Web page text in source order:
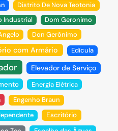
Distrito De Nova Teotonia
Industrial
Dom Geronimo
Don Gerônimo
com Armário Edícula
Elevador de Serviço
Energia Elétrica
Engenho Braun
Escritório